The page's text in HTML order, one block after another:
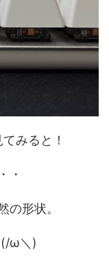
みると！
・
の形状。
(/ω＼)